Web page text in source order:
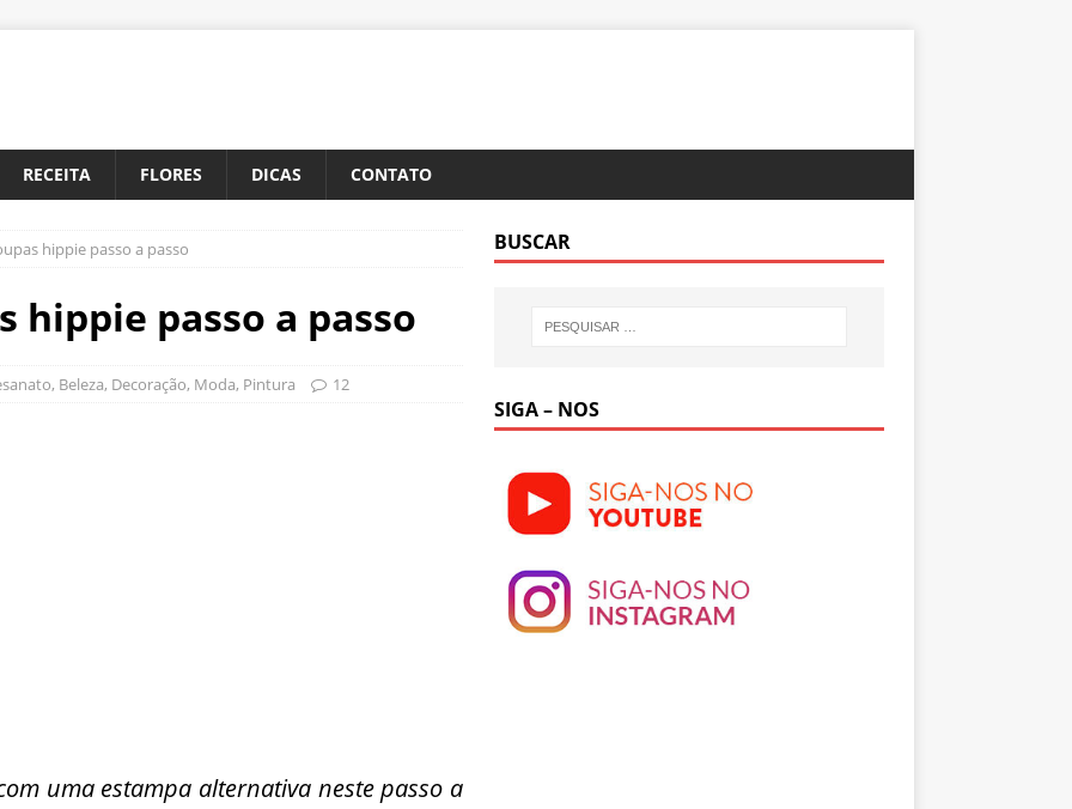
RECEITA FLORES DICAS CONTATO
hippie passo a passo
hippie passo a passo
, Beleza, Decoração, Moda, Pintura 12
uma estampa alternativa neste passo a
BUSCAR
SIGA – NOS